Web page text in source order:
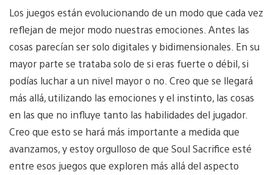
Los juegos están evolucionando de un modo que cada vez
reflejan de mejor modo nuestras emociones. Antes las
cosas parecían ser solo digitales y bidimensionales. En su
mayor parte se trataba solo de si eras fuerte o débil, si
podías luchar a un nivel mayor o no. Creo que se llegará
más allá, utilizando las emociones y el instinto, las cosas
en las que no influye tanto las habilidades del jugador.
Creo que esto se hará más importante a medida que
avanzamos, y estoy orgulloso de que Soul Sacrifice esté
entre esos juegos que exploren más allá del aspecto